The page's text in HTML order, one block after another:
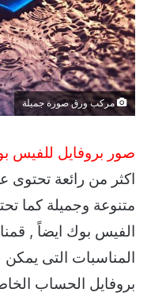
مركب ورق صورة جميلة
صور بروفايل للفيس
اكثر من رائعة
متنوعة وجميلة كما
الفيس بوك ايضاً ,
المناسبات التى
بروفايل الحساب